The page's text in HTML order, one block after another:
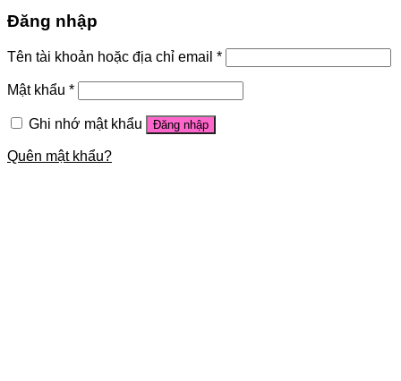
Đăng nhập
Tên tài khoản hoặc địa chỉ email *
Mật khẩu *
Ghi nhớ mật khẩu Đăng nhập
Quên mật khẩu?